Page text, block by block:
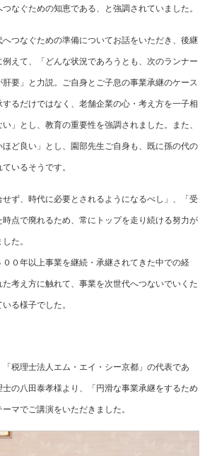
なぐための知恵である、と強調されていました。
つなぐための準備についてお話をいただき、後継
えて、「どんな状況であろうとも、次のランナー
要」と力説。ご自身とご子息の事業承継のケース
るだけではなく、老舗企業の心・考え方を一子相
」とし、教育の重要性を強調されました。また、
ほど良い」とし、園部先生ご自身も、既に孫の代の
いるそうです。
ず、時代に必要とされるようになるべし」、「受
点で廃れるため、常にトップを走り続ける努力が
た。
０年以上事業を継続・承継されてきた中での経
考え方に触れて、事業を次世代へつないでいくた
る様子でした。
税理士法人エム・エイ・シー京都」の代表であ
士の八田泰孝様より、「円滑な事業承継をするため
マでご講演をいただきました。